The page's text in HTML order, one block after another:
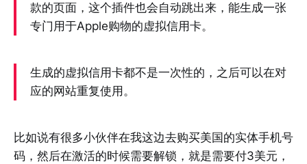
款的页面，这个插件也会自动跳出来，能生成一张
专门用于Apple购物的虚拟信用卡。
生成的虚拟信用卡都不是一次性的，之后可以在对
应的网站重复使用。
比如说有很多小伙伴在我这边去购买美国的实体手机号
码，然后在激活的时候需要解锁，就是需要付3美元，